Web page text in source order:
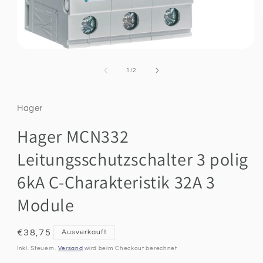
1 /Ab
2
Hager
Hager MCN332
Leitungsschutzschalter 3 polig
6kA C-Charakteristik 32A 3
Module
Normaler
Preis
€38,75 Ausverkauft
Inkl. Steuern. Versand wird beim Checkout berechnet